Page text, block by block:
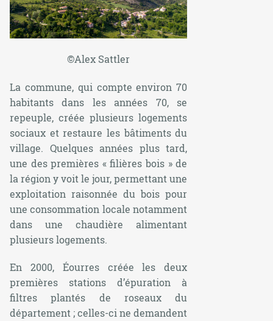
©Alex Sattler
La commune, qui compte environ 70
habitants dans les années 70, se
repeuple, créée plusieurs logements
sociaux et restaure les bâtiments du
village. Quelques années plus tard,
une des premières « filières bois » de
la région y voit le jour, permettant une
exploitation raisonnée du bois pour
une consommation locale notamment
dans une chaudière alimentant
plusieurs logements.
En 2000, Éourres créée les deux
premières stations d’épuration à
filtres plantés de roseaux du
département ; celles-ci ne demandent